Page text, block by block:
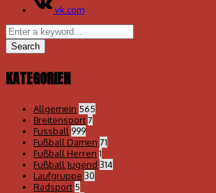
vk.com
KATEGORIEN
Allgemein 565
Breitensport7
Fussball 999
Fußball Damen 71
Fußball Herren 1
Fußball Jugend 314
Laufgruppe 30
Radsport 5